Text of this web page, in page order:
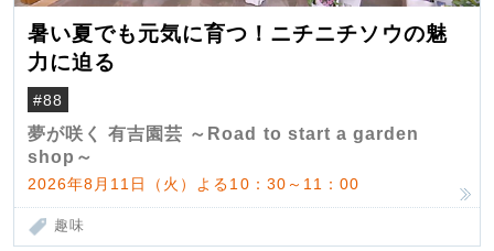
暑い夏でも元気に育つ！ニチニチソウの魅
力に迫る
#88
夢が咲く 有吉園芸 ～Road to start a garden
shop～
2026年8月11日（火）よる10：30～11：00
趣味